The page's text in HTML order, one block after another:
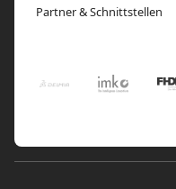
Partner & Schnittstellen